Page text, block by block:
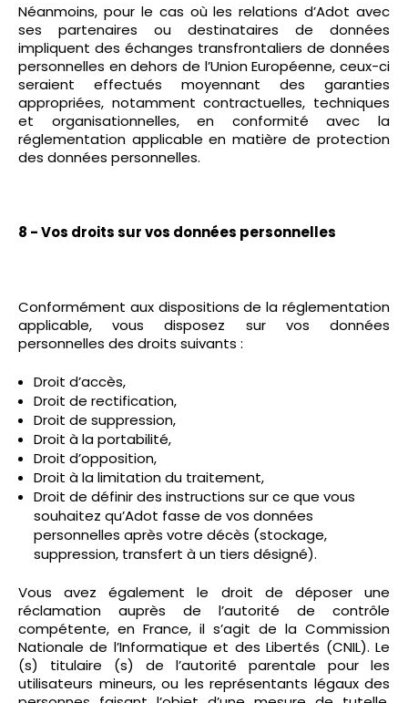
Néanmoins, pour le cas où les relations d’Adot avec
ses partenaires ou destinataires de données
impliquent des échanges transfrontaliers de données
personnelles en dehors de l’Union Européenne, ceux-ci
seraient effectués moyennant des garanties
appropriées, notamment contractuelles, techniques
et organisationnelles, en conformité avec la
réglementation applicable en matière de protection
des données personnelles.
8 - Vos droits sur vos données personnelles
Conformément aux dispositions de la réglementation
applicable, vous disposez sur vos données
personnelles des droits suivants :
Droit d’accès,
Droit de rectification,
Droit de suppression,
Droit à la portabilité,
Droit d’opposition,
Droit à la limitation du traitement,
Droit de définir des instructions sur ce que vous
souhaitez qu’Adot fasse de vos données
personnelles après votre décès (stockage,
suppression, transfert à un tiers désigné).
Vous avez également le droit de déposer une
réclamation auprès de l’autorité de contrôle
compétente, en France, il s’agit de la Commission
Nationale de l’Informatique et des Libertés (CNIL). Le
(s) titulaire (s) de l’autorité parentale pour les
utilisateurs mineurs, ou les représentants légaux des